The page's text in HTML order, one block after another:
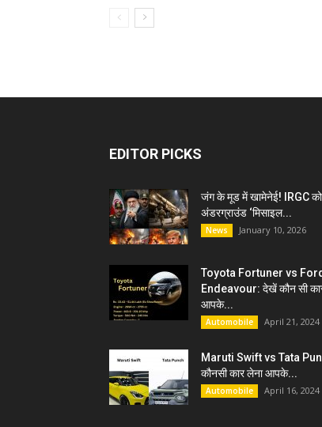
EDITOR PICKS
जंग के मूड में खामेनेई! IRGC
अंडरग्राउंड ‘मिसाइल...
News January 10, 2026
Toyota Fortuner vs Ford
Endeavour: देखें कौन सी
आपके...
Automobile April 21, 2024
Maruti Swift vs Tata
कौनसी कार लेना आपके...
Automobile April 16, 2024